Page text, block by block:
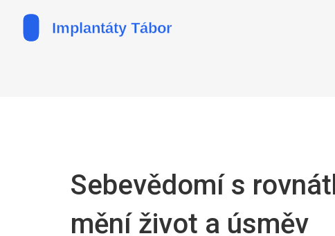
Sebevědomí s
mění život a úsměv